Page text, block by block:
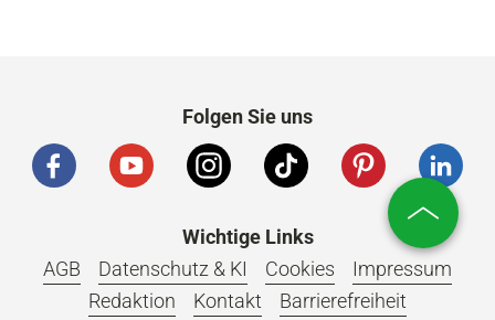
Folgen Sie uns
Wichtige Links
AGB
Datenschutz & KI Cookies
Impressum
Redaktion
Kontakt
Barrierefreiheit